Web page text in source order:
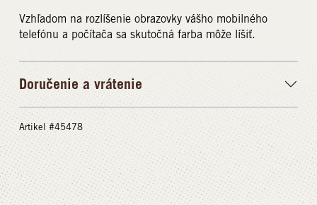
Vzhľadom na rozlíšenie obrazovky vášho mobilného
telefónu a počítača sa skutočná farba môže líšiť.
Doručenie a vrátenie
Artikel #45478